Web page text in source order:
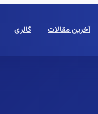
آخرین مقالات گالری